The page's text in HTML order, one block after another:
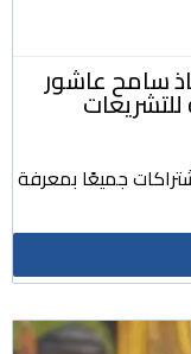
سامح عاشور
وبين البوابة القانونية daleil.online للتشريعات
جميعًا بمعرفة